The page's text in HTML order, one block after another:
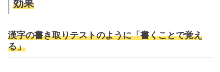
効果
漢字の書き取りテストのように「書くことで覚え
る」